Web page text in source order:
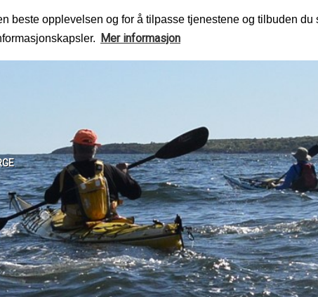
beste opplevelsen og for å tilpasse tjenestene og tilbuden
Mer informasjon